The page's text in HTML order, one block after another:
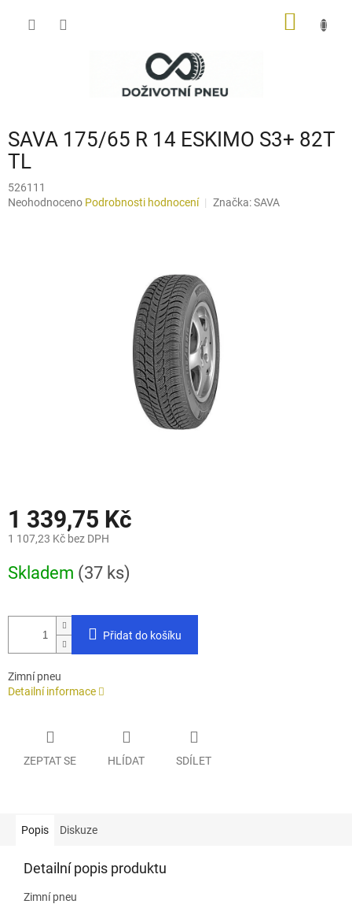
SAVA 175/65 R 14 ESKIMO S3+ 82T
TL
526111
Průměrné
Neohodnoceno Podrobnosti hodnocení Značka:SAVA
1 339,75 Kč
1 107,23 Kč bez DPH
cena:
Skladem (37 ks)
Přidat do košíku
Zimní pneu
Detailní informace
ZEPTAT SE HLÍDAT SDÍLET
Popis Diskuze
Detailní popis produktu
Zimní pneu